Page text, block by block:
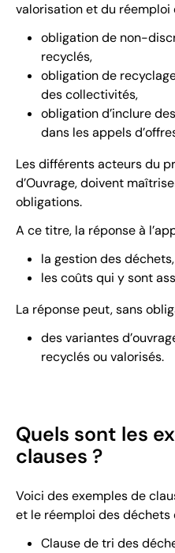
valorisation et du
obligation de non-
recyclés,
obligation de
des collectivités,
obligation d’inclure
dans les appels
Les différents acteurs du
d’Ouvrage, doivent
obligations.
A ce titre, la réponse à
la gestion des déchets,
les coûts qui y sont
La réponse peut, sans
des variantes
recyclés ou valorisés.
Quels sont les
clauses ?
Voici des exemples de
et le réemploi des déchets
Clause de tri des